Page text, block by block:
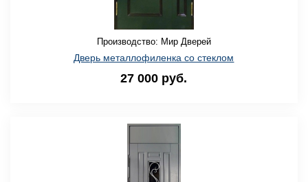
Производство: Мир Дверей
Дверь металлофиленка со стеклом
27 000 руб.